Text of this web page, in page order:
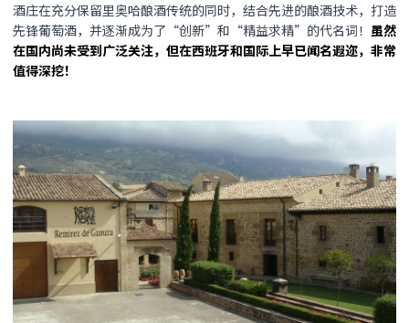
酒庄在充分保留里奥哈酿酒传统的同时，结合先进的酿酒技术，打造
先锋葡萄酒，并逐渐成为了“创新”和“精益求精”的代名词！ 虽然
在国内尚未受到广泛关注，但在西班牙和国际上早已闻名遐迩，非常
值得深挖！